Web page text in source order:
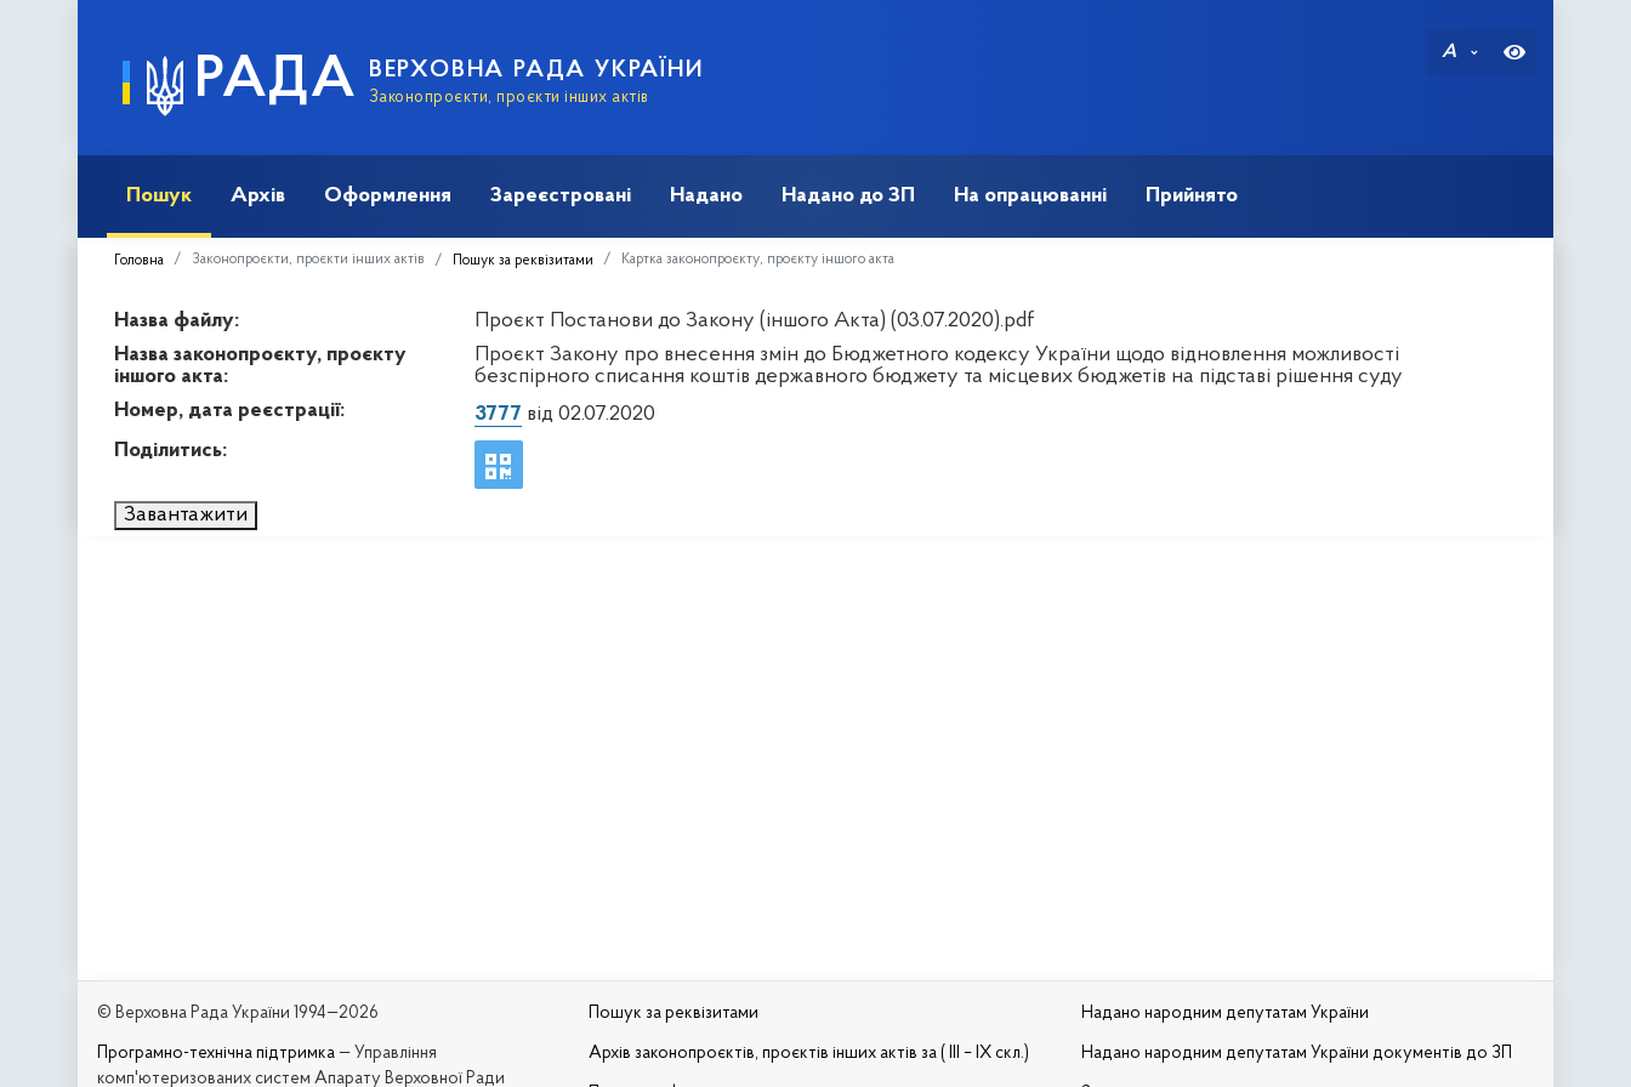
РАДА ВЕРХОВНА РАДА УКРАЇНИ
Законопроєкти, проєкти інших актів
A
Пошук Архів Оформлення Зареєстровані Надано Надано до ЗП На опрацюванні Прийнято
Головна Законопроєкти, проєкти інших актів Пошук за реквізитами Картка законопроєкту, проєкту іншого акта
Назва файлу:
Проєкт Постанови до Закону (іншого Акта) (03.07.2020).pdf
Назва законопроєкту, проєкту
іншого акта:
Проєкт Закону про внесення змін до Бюджетного кодексу України щодо відновлення можливості
безспірного списання коштів державного бюджету та місцевих бюджетів на підставі рішення суду
Номер, дата реєстрації:
3777 від 02.07.2020
Поділитись:
Завантажити
© Верховна Рада України 1994—2026
Програмно-технічна підтримка — Управління
комп'ютеризованих систем Апарату Верховної Ради
Пошук за реквізитами
Архів законопроєктів, проєктів інших актів за ( III – IX скл.)
Надано народним депутатам України
Надано народним депутатам України документів до ЗП